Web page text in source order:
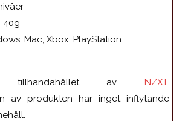
40g
Mac, Xbox, PlayStation
tillhandahållet av NZXT.
av produkten har inget inflytande